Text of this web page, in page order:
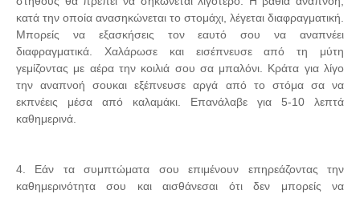
κατά την οποία ανασηκώνεται το στομάχι, λέγεται διαφραγματική.
Μπορείς να εξασκήσεις τον εαυτό σου να αναπνέει
διαφραγματικά. Χαλάρωσε και εισέπνευσε από τη μύτη
γεμίζοντας με αέρα την κοιλιά σου σα μπαλόνι. Κράτα για λίγο
την αναπνοή σουκαι εξέπνευσε αργά από το στόμα σα να
εκπνέεις μέσα από καλαμάκι. Επανάλαβε για 5-10 λεπτά
καθημερινά.
4. Εάν τα συμπτώματα σου επιμένουν επηρεάζοντας την
καθημερινότητα σου και αισθάνεσαι ότι δεν μπορείς να